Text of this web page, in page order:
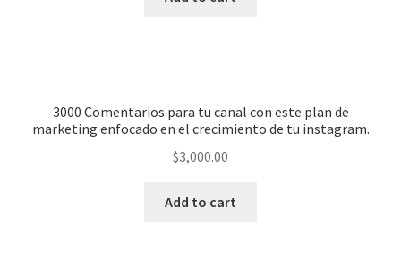
3000 Comentarios para tu canal con este plan de
marketing enfocado en el crecimiento de tu instagram.
$3,000.00
Add to cart